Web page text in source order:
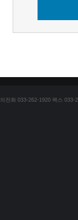
전화 033-262-1920 팩스 033-